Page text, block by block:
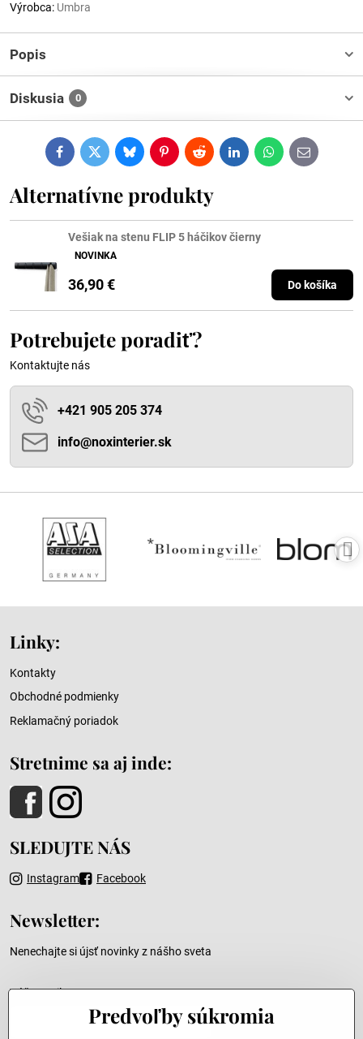
Výrobca: Umbra
Popis
Diskusia 0
FacebookTwitterBlueskyPinterestRedditLinkedInWhatsApp
E-
mail
Alternatívne produkty
Vešiak na stenu FLIP 5 háčikov čierny
NOVINKA
36,90 € Do košíka
Potrebujete poradiť?
Kontaktujte nás
+421 905 205 374
info​@noxinterier​.sk
Linky:
Kontakty
Obchodné podmienky
Reklamačný poriadok
Stretnime sa aj inde:
SLEDUJTE NÁS
Instagram Facebook
Newsletter:
Nenechajte si újsť novinky z nášho sveta
Váš e-mail
Predvoľby súkromia